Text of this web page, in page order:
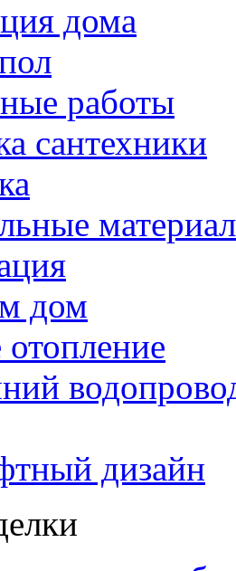
дома
работы
сантехники
дом
дизайн